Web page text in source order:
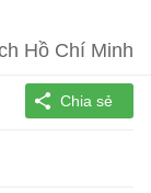
Hồ Chí Minh